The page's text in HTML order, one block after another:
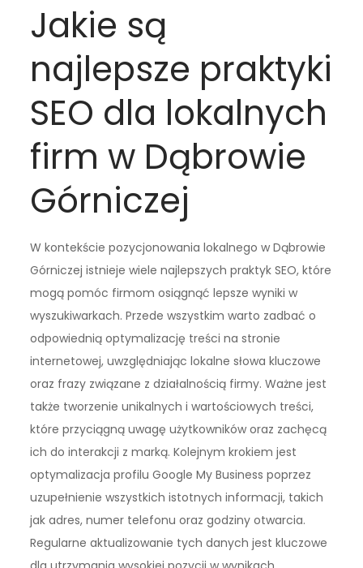
Jakie są
najlepsze praktyki
SEO dla lokalnych
firm w Dąbrowie
Górniczej
W kontekście pozycjonowania lokalnego w Dąbrowie
Górniczej istnieje wiele najlepszych praktyk SEO, które
mogą pomóc firmom osiągnąć lepsze wyniki w
wyszukiwarkach. Przede wszystkim warto zadbać o
odpowiednią optymalizację treści na stronie
internetowej, uwzględniając lokalne słowa kluczowe
oraz frazy związane z działalnością firmy. Ważne jest
także tworzenie unikalnych i wartościowych treści,
które przyciągną uwagę użytkowników oraz zachęcą
ich do interakcji z marką. Kolejnym krokiem jest
optymalizacja profilu Google My Business poprzez
uzupełnienie wszystkich istotnych informacji, takich
jak adres, numer telefonu oraz godziny otwarcia.
Regularne aktualizowanie tych danych jest kluczowe